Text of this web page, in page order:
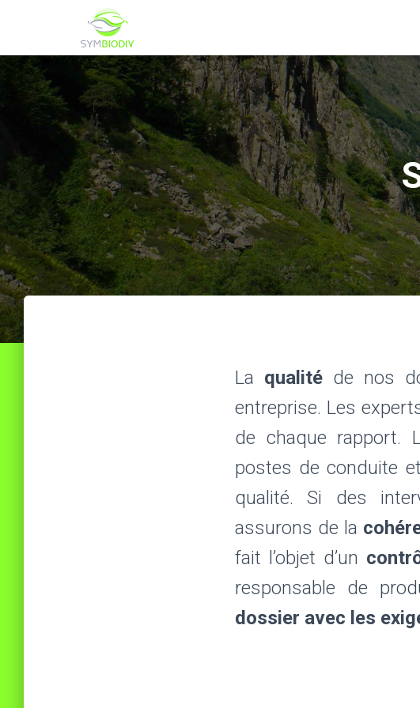
La qualité de nos
entreprise. Les
de chaque rapport.
postes de conduite
qualité. Si des
assurons de la
fait l’objet d’un
responsable de
dossier avec les